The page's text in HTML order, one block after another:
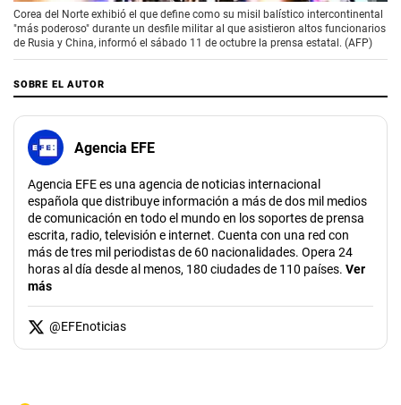
Corea del Norte exhibió el que define como su misil balístico intercontinental
"más poderoso" durante un desfile militar al que asistieron altos funcionarios
de Rusia y China, informó el sábado 11 de octubre la prensa estatal. (AFP)
SOBRE EL AUTOR
Agencia EFE
Agencia EFE es una agencia de noticias internacional
española que distribuye información a más de dos mil medios
de comunicación en todo el mundo en los soportes de prensa
escrita, radio, televisión e internet. Cuenta con una red con
más de tres mil periodistas de 60 nacionalidades. Opera 24
horas al día desde al menos, 180 ciudades de 110 países. Ver
más
@EFEnoticias